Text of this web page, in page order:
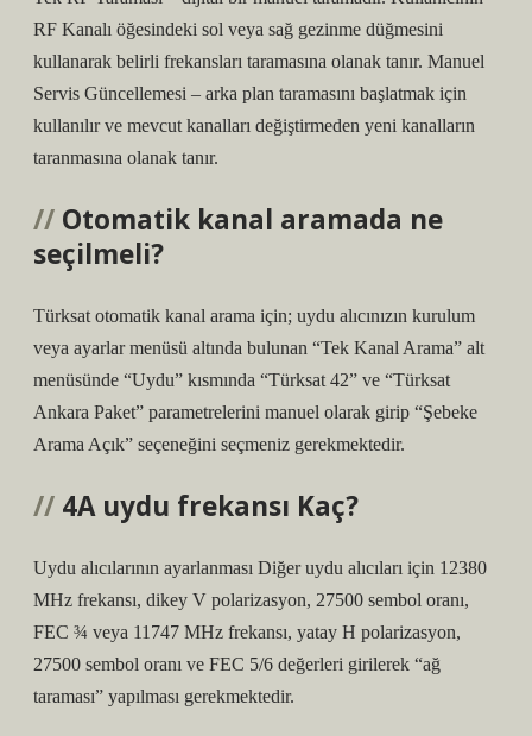
RF Kanalı öğesindeki sol veya sağ gezinme düğmesini
kullanarak belirli frekansları taramasına olanak tanır. Manuel
Servis Güncellemesi – arka plan taramasını başlatmak için
kullanılır ve mevcut kanalları değiştirmeden yeni kanalların
taranmasına olanak tanır.
Otomatik kanal aramada ne
seçilmeli?
Türksat otomatik kanal arama için; uydu alıcınızın kurulum
veya ayarlar menüsü altında bulunan “Tek Kanal Arama” alt
menüsünde “Uydu” kısmında “Türksat 42” ve “Türksat
Ankara Paket” parametrelerini manuel olarak girip “Şebeke
Arama Açık” seçeneğini seçmeniz gerekmektedir.
4A uydu frekansı Kaç?
Uydu alıcılarının ayarlanması Diğer uydu alıcıları için 12380
MHz frekansı, dikey V polarizasyon, 27500 sembol oranı,
FEC ¾ veya 11747 MHz frekansı, yatay H polarizasyon,
27500 sembol oranı ve FEC 5/6 değerleri girilerek “ağ
taraması” yapılması gerekmektedir.